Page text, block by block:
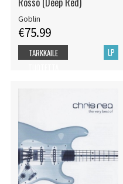
Goblin
€75.99
LP
TARKKAILE